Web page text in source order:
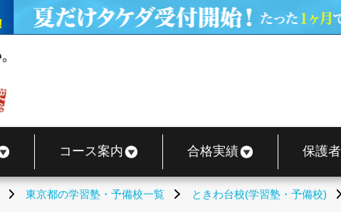
コース案内 合格実績 保護
東京都の学習塾・予備校一覧 ときわ台校(学習塾・予備校)